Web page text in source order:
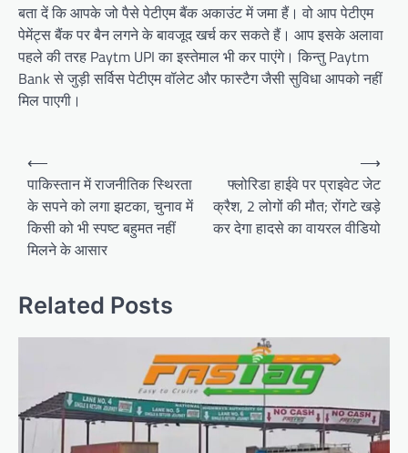
बता दें कि आपके जो पैसे पेटीएम बैंक अकाउंट में जमा हैं। वो आप पेटीएम
पेमेंट्स बैंक पर बैन लगने के बावजूद खर्च कर सकते हैं। आप इसके अलावा
पहले की तरह Paytm UPI का इस्तेमाल भी कर पाएंगे। किन्तु Paytm
Bank से जुड़ी सर्विस पेटीएम वॉलेट और फास्टैग जैसी सुविधा आपको नहीं
मिल पाएगी।
Post
navigation
⟵
पाकिस्तान में राजनीतिक स्थिरता
के सपने को लगा झटका, चुनाव में
किसी को भी स्पष्ट बहुमत नहीं
मिलने के आसार
फ्लोरिडा हाईवे पर प्राइवेट जेट
क्रैश, 2 लोगों की मौत; रोंगटे खड़े
कर देगा हादसे का वायरल वीडियो
⟶
Related Posts